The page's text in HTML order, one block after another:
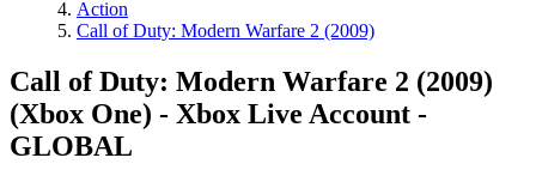
Action
Call of Duty: Modern Warfare 2 (2009)
Call of Duty: Modern Warfare 2 (2009)
(Xbox One) - Xbox Live Account -
GLOBAL